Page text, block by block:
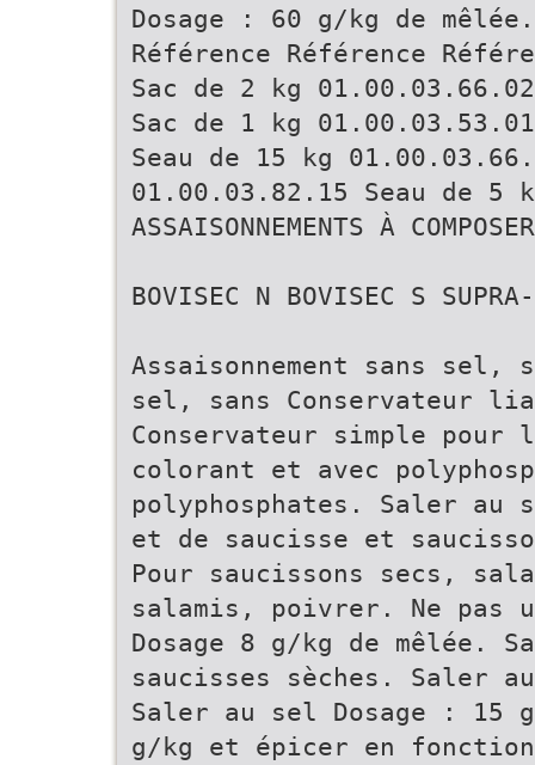
Dosage : 60 g/kg de mêlée.
Référence Référence
Sac de 2 kg
Sac de 1 kg 01.00.03.53.01
Seau de 15 kg
01.00.03.82.15 Seau de 5
ASSAISONNEMENTS À COMPOSER
BOVISEC N BOVISEC S
Assaisonnement sans sel,
sel, sans Conservateur
Conservateur simple
colorant et avec
polyphosphates. Saler
et de saucisse et
Pour saucissons secs,
salamis, poivrer. Ne
Dosage 8 g/kg de mêlée.
saucisses sèches. Saler
Saler au sel Dosage : 15
g/kg et épicer en